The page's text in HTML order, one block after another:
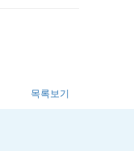
목록보기